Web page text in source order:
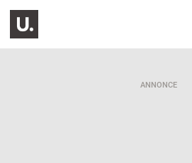
ANNONCE